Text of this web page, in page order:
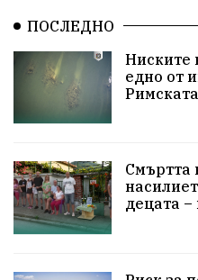
ПетърПетров
Технологии
ПравоваДържава
ПОСЛЕДНО
Ниските
едно от
Смъртта
децата